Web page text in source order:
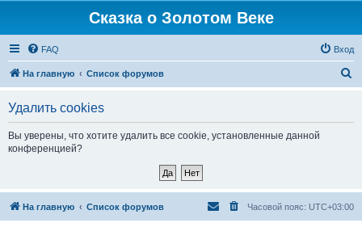
Сказка о Золотом Веке
FAQ Вход
На главную Список форумов
Удалить cookies
Вы уверены, что хотите удалить все cookie, установленные данной
конференцией?
На главную Список форумов Часовой пояс: UTC+03:00